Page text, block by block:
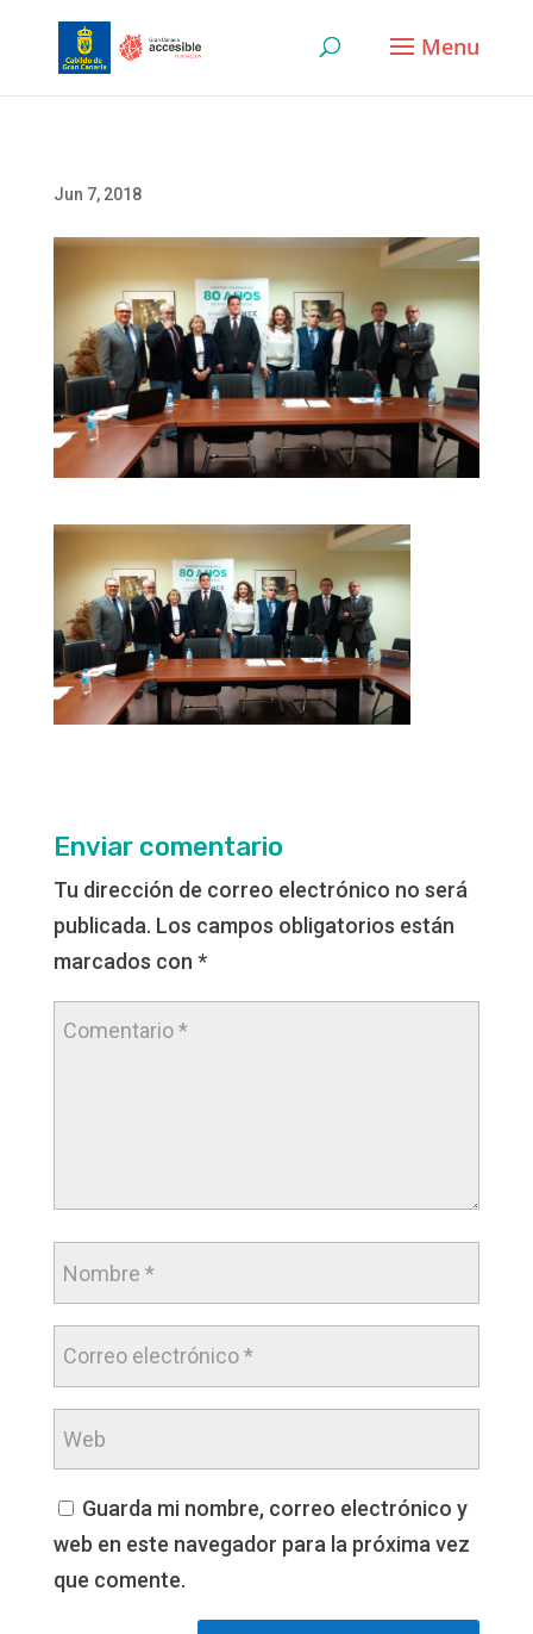
content
Jun 7, 2018
Enviar comentario
Tu dirección de correo electrónico no será
publicada. Los campos obligatorios están
marcados con *
Guarda mi nombre, correo electrónico y
web en este navegador para la próxima vez
que comente.